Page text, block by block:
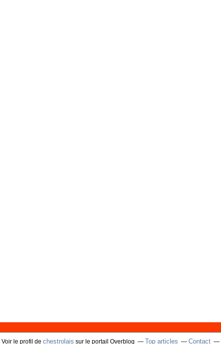
Voir le profil de chestrolais sur le portail Overblog Top articles Contact